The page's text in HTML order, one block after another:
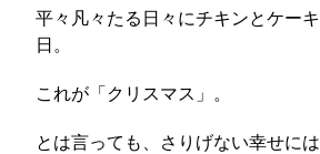
平々凡々たる日々にチキンとケー
日。
これが「クリスマス」。
とは言っても、さりげない幸せに